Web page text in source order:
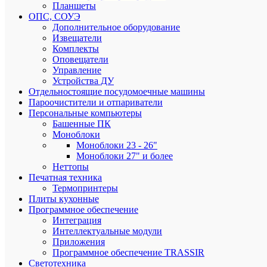
Планшеты
ОПС, СОУЭ
Дополнительное оборудование
Извещатели
Комплекты
Оповещатели
Управление
Устройства ДУ
Отдельностоящие посудомоечные машины
Пароочистители и отпариватели
Персональные компьютеры
Башенные ПК
Моноблоки
Моноблоки 23 - 26"
Моноблоки 27" и более
Неттопы
Печатная техника
Термопринтеры
Плиты кухонные
Программное обеспечение
Интеграция
Интеллектуальные модули
Приложения
Программное обеспечение TRASSIR
Светотехника